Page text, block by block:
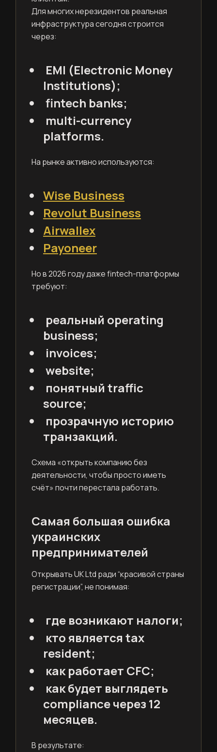
Для многих нерезидентов реальная
инфраструктура сегодня строится
через:
EMI (Electronic Money
Institutions);
fintech banks;
multi-currency
platforms.
На рынке активно используются:
Wise Business
Revolut Business
Airwallex
Payoneer
Но в 2026 году даже fintech-платформы
требуют:
реальный operating
business;
invoices;
website;
понятный traffic
source;
прозрачную историю
транзакций.
Схема «открыть компанию без
деятельности, чтобы просто иметь
счёт» почти перестала работать.
Самая большая ошибка
украинских
предпринимателей
Открывать UK Ltd ради “красивой страны
регистрации”, не понимая:
где возникают налоги;
кто является tax
resident;
как работает CFC;
как будет выглядеть
compliance через 12
месяцев.
В результате: